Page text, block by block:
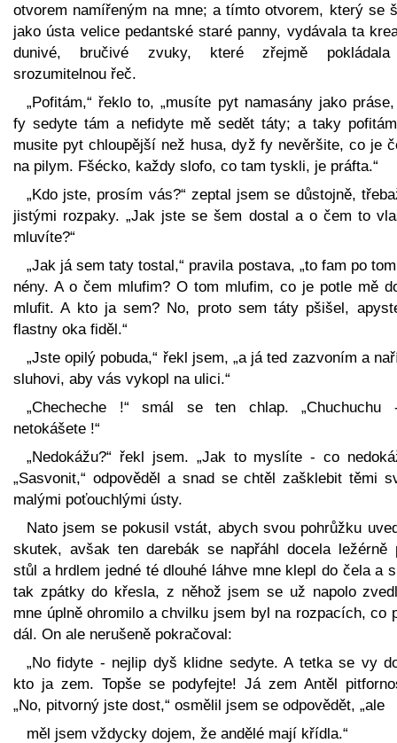
otvorem namířeným na mne; a tímto otvorem, který se
jako ústa velice pedantské staré panny, vydávala ta
dunivé, bručivé zvuky, které zřejmě
srozumitelnou řeč.
„Pofitám,“ řeklo to, „musíte pyt namasány jako
fy sedyte tám a nefidyte mě sedět táty; a taky
musite pyt chloupější než husa, dyž fy nevěršite, co je
na pilym. Fšécko, každy slofo, co tam tyskli, je práfta.“
„Kdo jste, prosím vás?“ zeptal jsem se důstojně,
jistými rozpaky. „Jak jste se šem dostal a o čem to
mluvíte?“
„Jak já sem taty tostal,“ pravila postava, „to fam po
nény. A o čem mlufim? O tom mlufim, co je potle mě
mlufit. A kto ja sem? No, proto sem táty pšišel,
flastny oka fiděl.“
„Jste opilý pobuda,“ řekl jsem, „a já ted zazvoním a
sluhovi, aby vás vykopl na ulici.“
„Checheche !“ smál se ten chlap.
netokášete !“
„Nedokážu?“ řekl jsem. „Jak to myslíte - co
„Sasvonit,“ odpověděl a snad se chtěl zašklebit těmi
malými poťouchlými ústy.
Nato jsem se pokusil vstát, abych svou pohrůžku
skutek, avšak ten darebák se napřáhl docela ležérně
stůl a hrdlem jedné té dlouhé láhve mne klepl do čela a
tak zpátky do křesla, z něhož jsem se už napolo
mne úplně ohromilo a chvilku jsem byl na rozpacích, co
dál. On ale nerušeně pokračoval:
„No fidyte - nejlip dyš klidne sedyte. A tetka se vy
kto ja zem. Topše se podyfejte! Já zem Antěl
„No, pitvorný jste dost,“ osmělil jsem se odpovědět, „ale
měl jsem vždycky dojem, že andělé mají křídla.“